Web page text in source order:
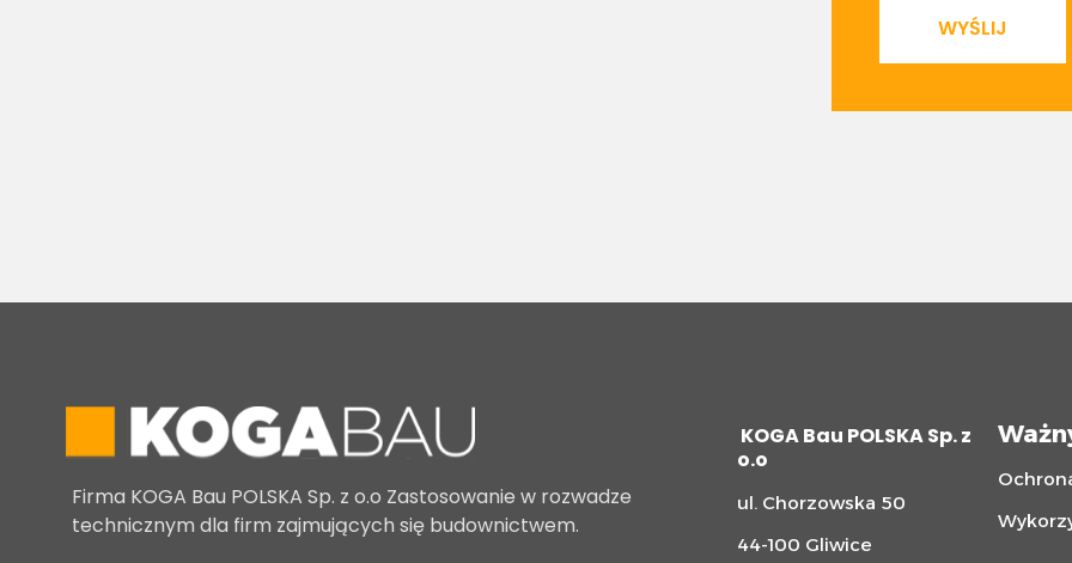
WYŚLIJ
Firma KOGA Bau POLSKA Sp. z o.o Zastosowanie w rozwadze
technicznym dla firm zajmujących się budownictwem.
KOGA Bau POLSKA Sp. z
o.o
ul. Chorzowska 50
44-100 Gliwice